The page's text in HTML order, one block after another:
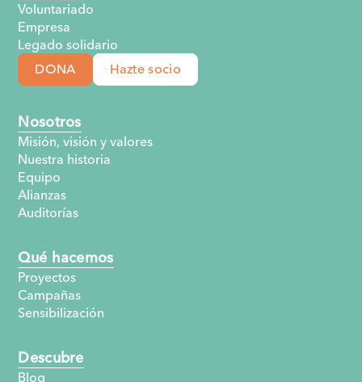
Nosotros
Misión, visión y valores
Nuestra historia
Equipo
Alianzas
Auditorías
Qué hacemos
Proyectos
Campañas
Sensibilización
Descubre
Blog
Voluntariado
Empresa
Legado solidario
DONA Hazte socio